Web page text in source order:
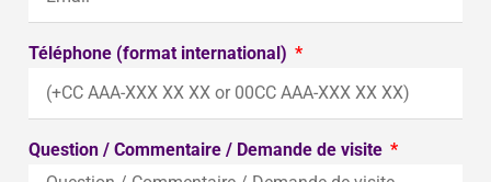
Téléphone (format international)
Question / Commentaire / Demande de visite